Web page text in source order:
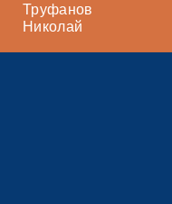
Труфанов
Николай